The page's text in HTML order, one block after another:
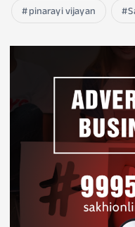
pinarayi vijayan